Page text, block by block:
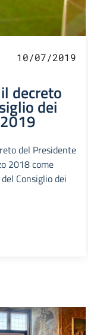
10/07/2019
decreto
dei
del Presidente
2018 come
Consiglio dei